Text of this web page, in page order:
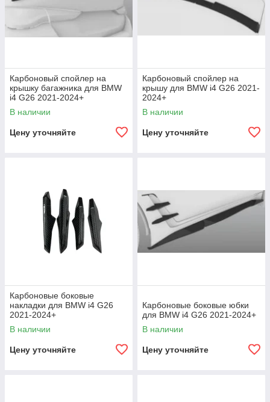
Карбоновый спойлер на
крышку багажника для BMW
i4 G26 2021-2024+
В наличии
Цену уточняйте
Карбоновый спойлер на
крышу для BMW i4 G26 2021-
2024+
В наличии
Цену уточняйте
Карбоновые боковые
накладки для BMW i4 G26
2021-2024+
В наличии
Цену уточняйте
Карбоновые боковые юбки
для BMW i4 G26 2021-2024+
В наличии
Цену уточняйте